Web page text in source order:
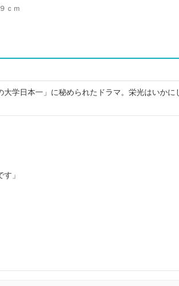
ｃｍ
学日本一」に秘められたドラマ。栄光はいかに
」